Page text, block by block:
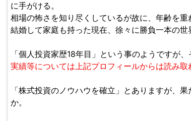
に手がける。
相場の怖さを知り尽くしているが故に、年齢を重
結婚して家庭も持った現在、徐々に勝負一本の世
「個人投資家歴18年目」という事のようですが
実績等については上記プロフィールからは読み取
「株式投資のノウハウを確立」とありますが、
か。